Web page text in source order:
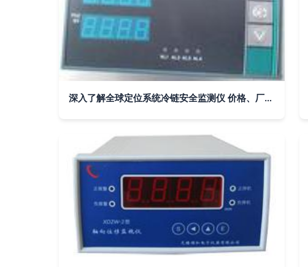
深入了解全球定位系统冷链安全监测仪 价格、厂家与在线监测科技解析